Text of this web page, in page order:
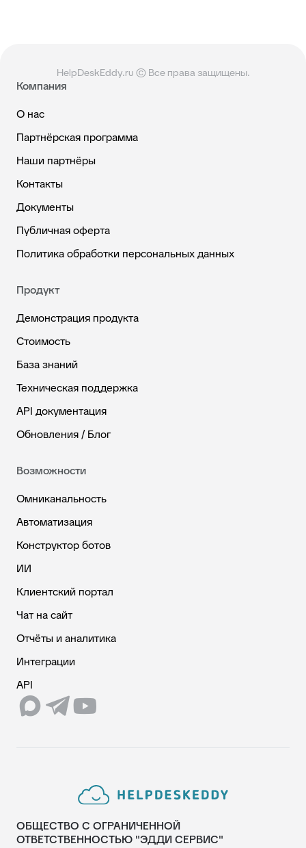
HelpDeskEddy.ru © Все права защищены.
Компания
О нас
Партнёрская программа
Наши партнёры
Контакты
Документы
Публичная оферта
Политика обработки персональных данных
Продукт
Демонстрация продукта
Стоимость
База знаний
Техническая поддержка
API документация
Обновления / Блог
Возможности
Омниканальность
Автоматизация
Конструктор ботов
ИИ
Клиентский портал
Чат на сайт
Отчёты и аналитика
Интеграции
API
ОБЩЕСТВО С ОГРАНИЧЕННОЙ
ОТВЕТСТВЕННОСТЬЮ "ЭДДИ СЕРВИС"